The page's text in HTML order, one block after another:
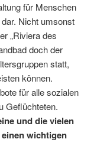
für Menschen
Nicht umsonst
„Riviera des
doch der
statt,
können.
für alle sozialen
Geflüchteten.
und die vielen
wichtigen